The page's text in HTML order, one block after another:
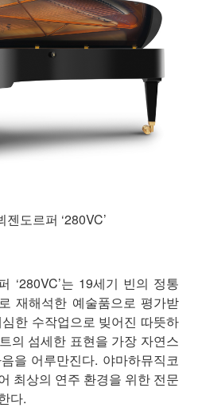
젠도르퍼 ‘280VC’
‘280VC’는 19세기 빈의 정통
재해석한 예술품으로 평가받
한 수작업으로 빚어진 따뜻하
의 섬세한 표현을 가장 자연스
을 어루만진다. 야마하뮤직코
최상의 연주 환경을 위한 전문
다.